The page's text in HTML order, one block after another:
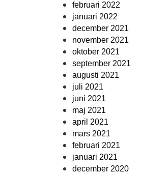
februari 2022
januari 2022
december 2021
november 2021
oktober 2021
september 2021
augusti 2021
juli 2021
juni 2021
maj 2021
april 2021
mars 2021
februari 2021
januari 2021
december 2020